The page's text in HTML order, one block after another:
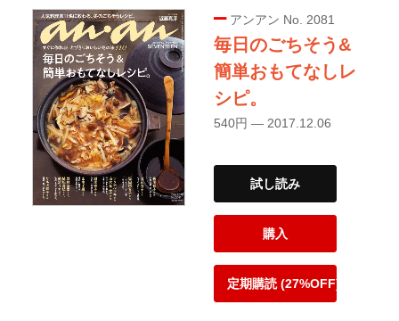
アンアン No. 2081
毎日のごちそう&
簡単おもてなしレ
シピ。
540円 — 2017.12.06
試し読み
購入
定期購読 (27%OFF)